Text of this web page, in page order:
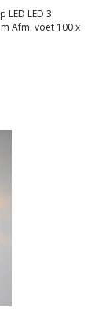
LED 3
Afm. voet 100 x